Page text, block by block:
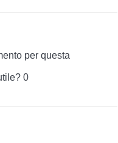
per questa
0